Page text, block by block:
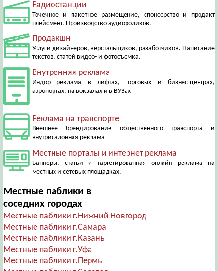
Радиостанции
Точечное и пакетное размещение, спонсорство и продакт
плейсмент. Производство аудиороликов.
Продакшн
Услуги дизайнеров, верстальщиков, разаботчиков. Написание
текстов, статей видео- и фотосъемка.
Внутренняя реклама
Индор реклама в лифтах, торговых и бизнес-центрах,
аэропортах, на вокзалах и в ВУЗах
Реклама на транспорте
Внешнее брендирование общественного транспорта и
внутрисалонная реклама
Местные порталы и интернет реклама
Баннеры, статьи и таргетированная онлайн реклама на
местных и сетевых площадках.
Местные паблики в
соседних городах
Местные паблики г.Нижний Новгород
Местные паблики г.Самара
Местные паблики г.Казань
Местные паблики г.Уфа
Местные паблики г.Пермь